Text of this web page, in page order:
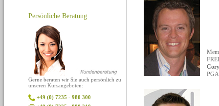
Persönliche Beratung
Gerne beraten wir Sie auch persönlich zu
unseren Kursangeboten:
+49 (0) 7235 - 980 300